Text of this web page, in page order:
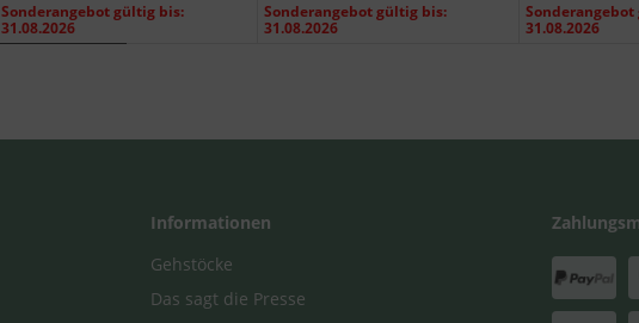
Sonderangebot gültig bis:
31.08.2026
Sonderangebot gültig bis:
31.08.2026
31.08.2026
Informationen
Gehstöcke
Das sagt die Presse